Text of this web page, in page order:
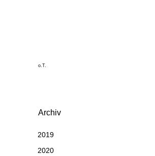
o.T.
Archiv
2019
2020